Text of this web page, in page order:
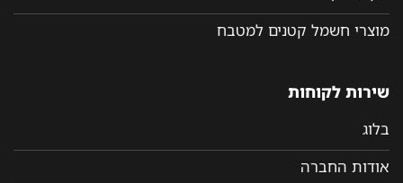
מוצרי חשמל קטנים למטבח
שירות לקוחות
בלוג
אודות החברה